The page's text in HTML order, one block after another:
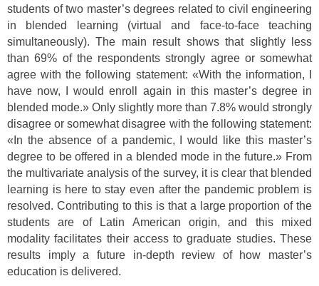
students of two master’s degrees related to civil engineering
in blended learning (virtual and face-to-face teaching
simultaneously). The main result shows that slightly less
than 69% of the respondents strongly agree or somewhat
agree with the following statement: «With the information, I
have now, I would enroll again in this master’s degree in
blended mode.» Only slightly more than 7.8% would strongly
disagree or somewhat disagree with the following statement:
«In the absence of a pandemic, I would like this master’s
degree to be offered in a blended mode in the future.» From
the multivariate analysis of the survey, it is clear that blended
learning is here to stay even after the pandemic problem is
resolved. Contributing to this is that a large proportion of the
students are of Latin American origin, and this mixed
modality facilitates their access to graduate studies. These
results imply a future in-depth review of how master’s
education is delivered.